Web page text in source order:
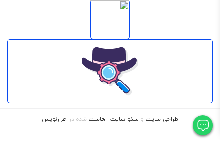
طراحی سایت و سئو سایت | هاست شده در هزارنویس